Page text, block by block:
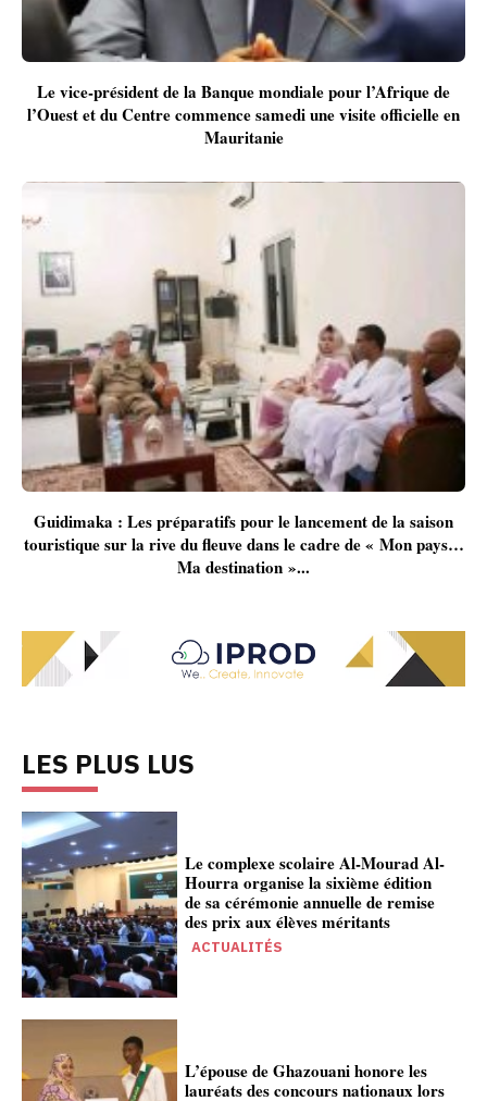
Le vice-président de la Banque mondiale pour l’Afrique de
l’Ouest et du Centre commence samedi une visite officielle en
Mauritanie
Guidimaka : Les préparatifs pour le lancement de la saison
touristique sur la rive du fleuve dans le cadre de « Mon pays…
Ma destination »...
LES PLUS LUS
Le complexe scolaire Al-Mourad Al-
Hourra organise la sixième édition
de sa cérémonie annuelle de remise
des prix aux élèves méritants
ACTUALITÉS
L’épouse de Ghazouani honore les
lauréats des concours nationaux lors